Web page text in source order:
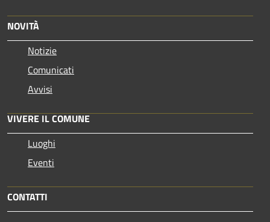
NOVITÀ
Notizie
Comunicati
Avvisi
VIVERE IL COMUNE
Luoghi
Eventi
CONTATTI